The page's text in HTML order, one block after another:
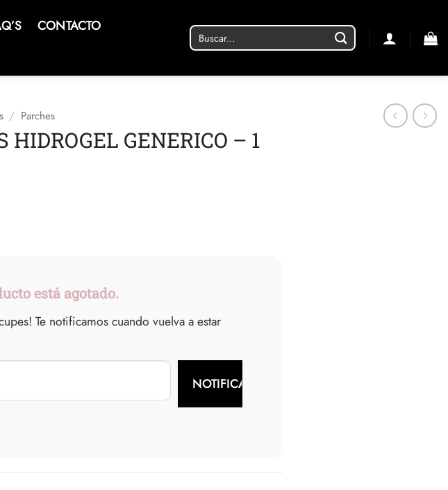
CONTACTO
Buscar
por:
/ Parches
HIDROGEL GENERICO – 1
está agotado.
Te notificamos cuando vuelva a estar